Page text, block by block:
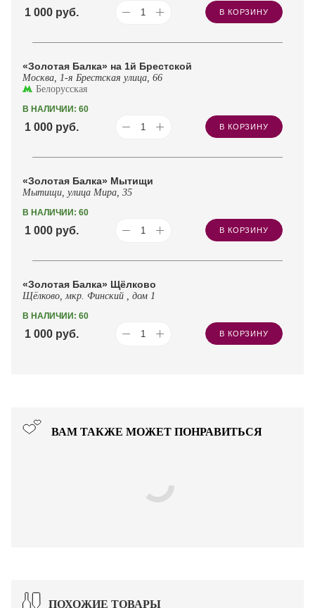
1 000 руб. В КОРЗИНУ
«Золотая Балка» на 1й Брестской
Москва, 1-я Брестская улица, 66
Белорусская
В НАЛИЧИИ: 60
1 000 руб. В КОРЗИНУ
«Золотая Балка» Мытищи
Мытищи, улица Мира, 35
В НАЛИЧИИ: 60
1 000 руб. В КОРЗИНУ
«Золотая Балка» Щёлково
Щёлково, мкр. Финский , дом 1
В НАЛИЧИИ: 60
1 000 руб. В КОРЗИНУ
ВАМ ТАКЖЕ МОЖЕТ ПОНРАВИТЬСЯ
ПОХОЖИЕ ТОВАРЫ